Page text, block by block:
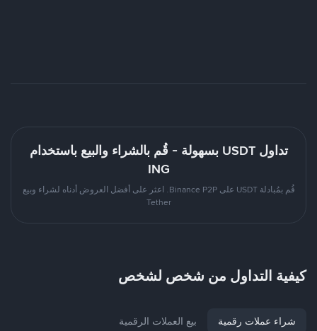
تداول USDT بسهولة - قُم بالشراء والبيع باستخدام
ING
قُم بمُبادلة USDT على Binance P2P. اعثر على أفضل العروض أدناه لشراء وبيع
Tether
كيفية التداول من شخص لشخص
شراء عملات رقمية بيع العملات الرقمية